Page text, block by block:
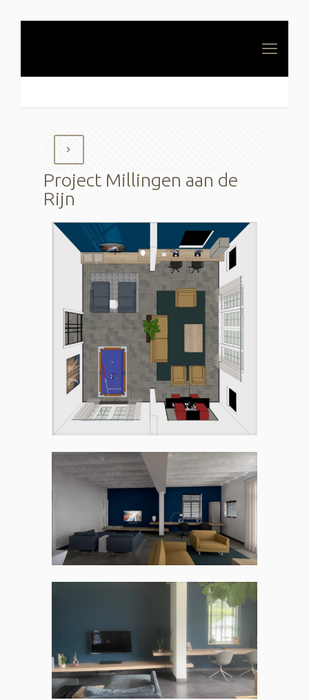
Project Millingen aan de
Rijn